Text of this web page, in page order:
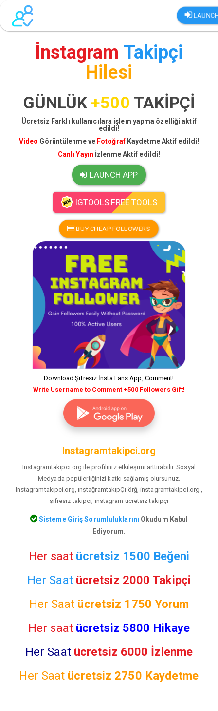
İnstagram Takipçi
Hilesi
GÜNLÜK +500 TAKİPÇİ
Ücretsiz Farklı kullanıcılara işlem yapma özelliği aktif
edildi!
Video Görüntülenme ve Fotoğraf Kaydetme Aktif edildi!
Canlı Yayın İzlenme Aktif edildi!
LAUNCH APP
IGTOOLS FREE TOOLS
BUY CHEAP FOLLOWERS
Download Şifresiz İnsta Fans App, Comment!
Write Username to Comment +500 Followers Gift!
Instagramtakipci.org
Instagramtakipci.org ile profiliniz etkileşimi arttırabilir. Sosyal
Medyada popülerliğinizi katkı sağlamış olursunuz.
Instagramtakipci.org, ınştağramtakıpÇı.örğ, instagramtakipci.org ,
şifresiz takipci, instagram ücretsiz takipçi
Sisteme Giriş Sorumluluklarını Okudum Kabul
Ediyorum.
Her saat ücretsiz 1500 Beğeni
Her Saat ücretsiz 2000 Takipçi
Her Saat ücretsiz 1750 Yorum
Her saat ücretsiz 5800 Hikaye
Her Saat ücretsiz 6000 İzlenme
Her Saat ücretsiz 2750 Kaydetme